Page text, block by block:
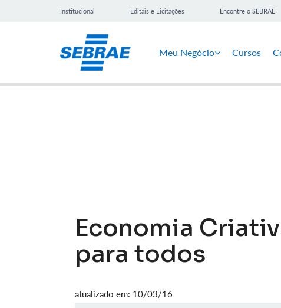
Institucional Editais e Licitações Encontre o SEBRAE
Meu Negócio Cursos
Economia
para todos
atualizado em: 10/03/16